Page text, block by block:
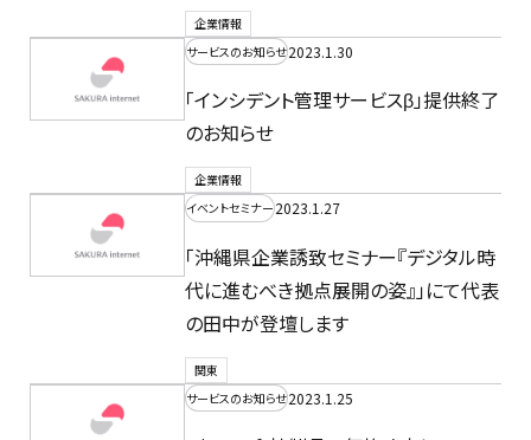
企業情報
サービスのお知らせ2023.1.30
「インシデント管理サービスβ」提供終了
のお知らせ
企業情報
イベントセミナー2023.1.27
「沖縄県企業誘致セミナー『デジタル時
代に進むべき拠点展開の姿』」にて代表
の田中が登壇します
関東
サービスのお知らせ2023.1.25